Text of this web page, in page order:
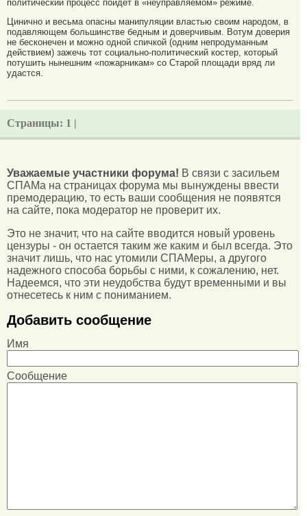
политический процесс пойдет в «неуправляемом» режиме.
Цинично и весьма опасны манипуляции властью своим народом, в
подавляющем большинстве бедным и доверчивым. Вотум доверия
не бесконечен и можно одной спичкой (одним непродуманным
действием) зажечь тот социально-политический костер, который
потушить нынешним «пожарникам» со Старой площади вряд ли
удастся.
Страницы: 1 |
Уважаемые участники форума! В связи с засильем
СПАМа на страницах форума мы вынуждены ввести
премодерацию, то есть ваши сообщения не появятся
на сайте, пока модератор не проверит их.
Это не значит, что на сайте вводится новый уровень
цензуры - он остается таким же каким и был всегда. Это
значит лишь, что нас утомили СПАМеры, а другого
надежного способа борьбы с ними, к сожалению, нет.
Надеемся, что эти неудобства будут временными и вы
отнесетесь к ним с пониманием.
Добавить сообщение
Имя
Сообщение